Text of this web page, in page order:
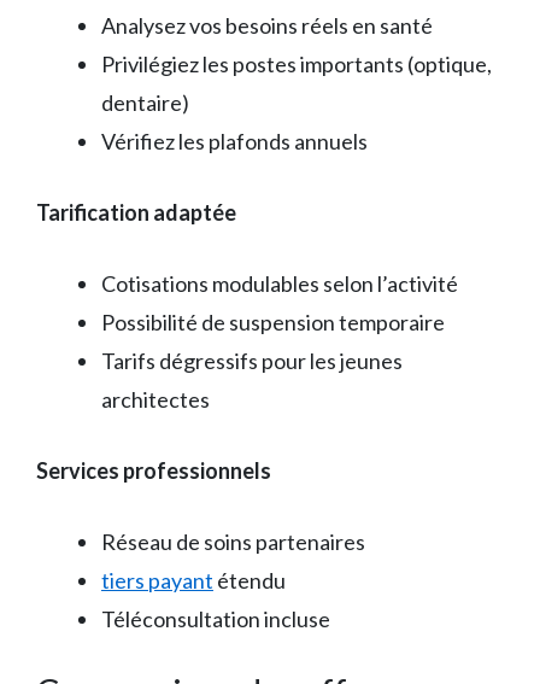
Analysez vos besoins réels en santé
Privilégiez les postes importants (optique,
dentaire)
Vérifiez les plafonds annuels
Tarification adaptée
Cotisations modulables selon l’activité
Possibilité de suspension temporaire
Tarifs dégressifs pour les jeunes
architectes
Services professionnels
Réseau de soins partenaires
tiers payant étendu
Téléconsultation incluse